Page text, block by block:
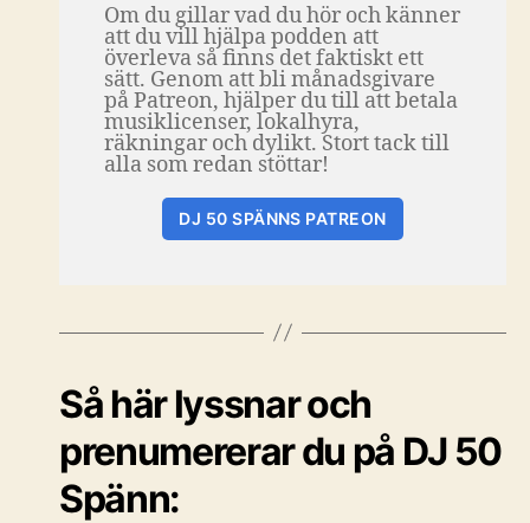
Om du gillar vad du hör och känner
att du vill hjälpa podden att
överleva så finns det faktiskt ett
sätt. Genom att bli månadsgivare
på Patreon, hjälper du till att betala
musiklicenser, lokalhyra,
räkningar och dylikt. Stort tack till
alla som redan stöttar!
DJ 50 SPÄNNS PATREON
Så här lyssnar och
prenumererar du på DJ 50
Spänn: